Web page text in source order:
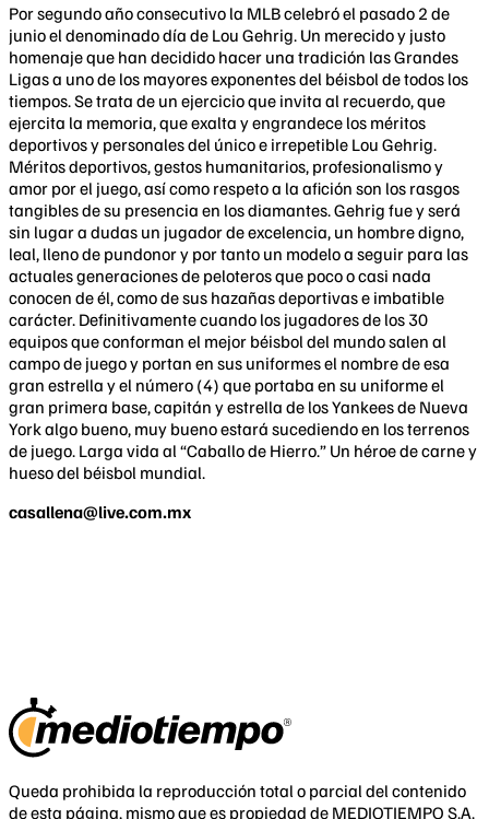
Por segundo año consecutivo la MLB celebró el pasado 2 de
junio el denominado día de Lou Gehrig. Un merecido y justo
homenaje que han decidido hacer una tradición las Grandes
Ligas a uno de los mayores exponentes del béisbol de todos los
tiempos. Se trata de un ejercicio que invita al recuerdo, que
ejercita la memoria, que exalta y engrandece los méritos
deportivos y personales del único e irrepetible Lou Gehrig.
Méritos deportivos, gestos humanitarios, profesionalismo y
amor por el juego, así como respeto a la afición son los rasgos
tangibles de su presencia en los diamantes. Gehrig fue y será
sin lugar a dudas un jugador de excelencia, un hombre digno,
leal, lleno de pundonor y por tanto un modelo a seguir para las
actuales generaciones de peloteros que poco o casi nada
conocen de él, como de sus hazañas deportivas e imbatible
carácter. Definitivamente cuando los jugadores de los 30
equipos que conforman el mejor béisbol del mundo salen al
campo de juego y portan en sus uniformes el nombre de esa
gran estrella y el número (4) que portaba en su uniforme el
gran primera base, capitán y estrella de los Yankees de Nueva
York algo bueno, muy bueno estará sucediendo en los terrenos
de juego. Larga vida al “Caballo de Hierro.” Un héroe de carne y
hueso del béisbol mundial.
casallena@live.com.mx
Queda prohibida la reproducción total o parcial del contenido
de esta página, mismo que es propiedad de MEDIOTIEMPO S.A.